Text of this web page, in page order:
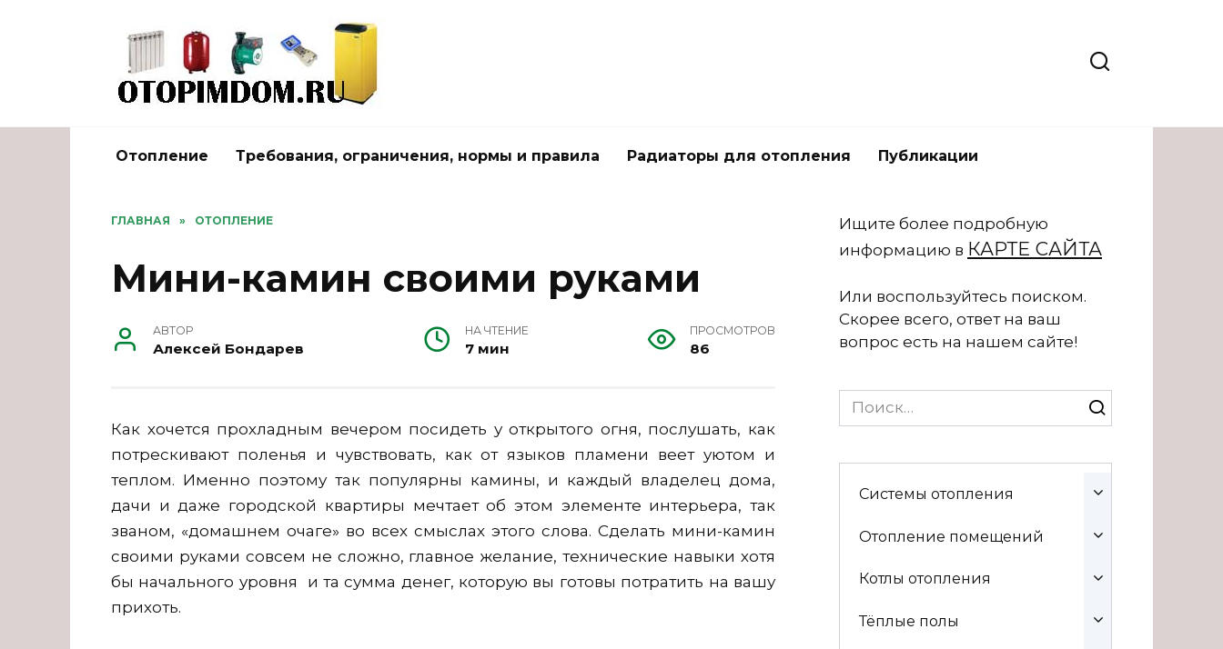
Отопление Требования, ограничения, нормы и правила Радиаторы для отопления Публикации
ГЛАВНАЯ » ОТОПЛЕНИЕ
Мини-камин своими руками
АВТОР
Алексей Бондарев
НА ЧТЕНИЕ
7 мин
ПРОСМОТРОВ
86
Как хочется прохладным вечером посидеть у открытого огня, послушать, как
потрескивают поленья и чувствовать, как от языков пламени веет уютом и
теплом. Именно поэтому так популярны камины, и каждый владелец дома,
дачи и даже городской квартиры мечтает об этом элементе интерьера, так
званом, «домашнем очаге» во всех смыслах этого слова. Сделать мини-камин
своими руками совсем не сложно, главное желание, технические навыки хотя
бы начального уровня и та сумма денег, которую вы готовы потратить на вашу
прихоть.
Ищите более подробную
информацию в КАРТЕ САЙТА
Или воспользуйтесь поиском.
Скорее всего, ответ на ваш
вопрос есть на нашем сайте!
Search
for:
Системы отопления
Отопление помещений
Котлы отопления
Тёплые полы